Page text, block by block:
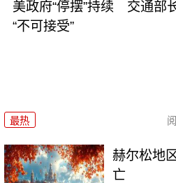
美政府“停摆”持续 交通部
“不可接受”
最热
赫尔松地
亡